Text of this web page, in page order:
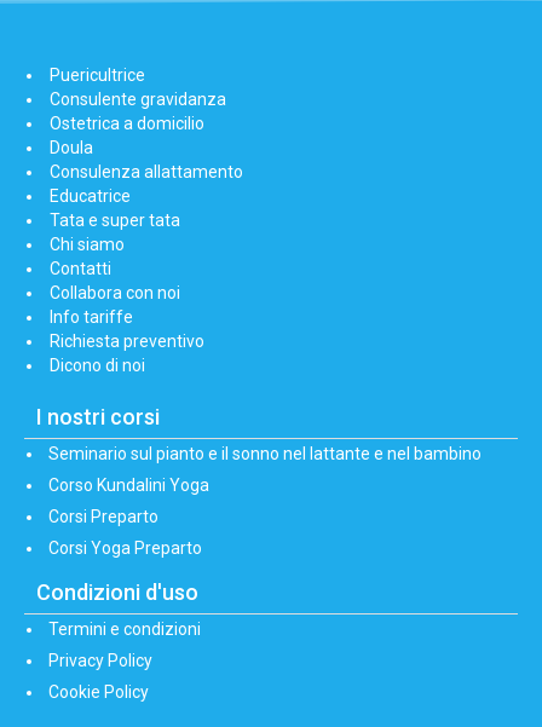
Puericultrice
Consulente gravidanza
Ostetrica a domicilio
Doula
Consulenza allattamento
Educatrice
Tata e super tata
Chi siamo
Contatti
Collabora con noi
Info tariffe
Richiesta preventivo
Dicono di noi
I nostri corsi
Seminario sul pianto e il sonno nel lattante e nel bambino
Corso Kundalini Yoga
Corsi Preparto
Corsi Yoga Preparto
Condizioni d'uso
Termini e condizioni
Privacy Policy
Cookie Policy